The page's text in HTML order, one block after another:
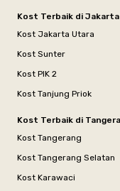
Kost Terbaik di
Kost Jakarta Utara
Kost Sunter
Kost PIK 2
Kost Tanjung Priok
Kost Terbaik di
Kost Tangerang
Kost Tangerang Selatan
Kost Karawaci